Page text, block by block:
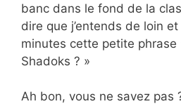
banc dans le fond de la
dire que j’entends de loin
minutes cette petite phrase
Shadoks ? »
Ah bon, vous ne savez pas